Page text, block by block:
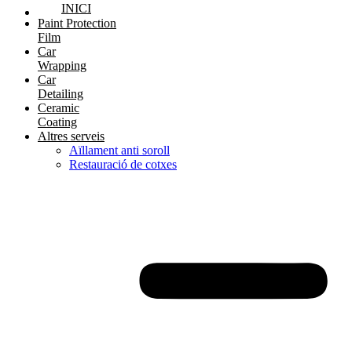
INICI
Paint Protection
Film
Car
Wrapping
Car
Detailing
Ceramic
Coating
Altres serveis
Aïllament anti soroll
Restauració de cotxes